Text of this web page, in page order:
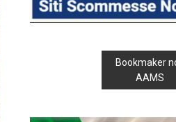
Bookmaker
AAMS